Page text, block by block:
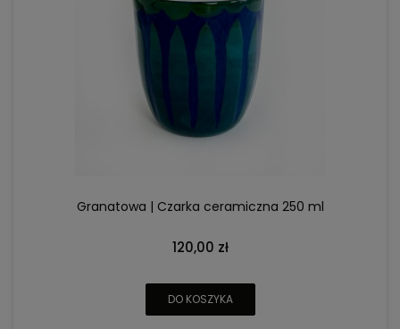
Granatowa | Czarka ceramiczna 250 ml
120,00 zł
DO KOSZYKA